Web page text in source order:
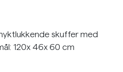
skuffer med
120x 46x 60 cm